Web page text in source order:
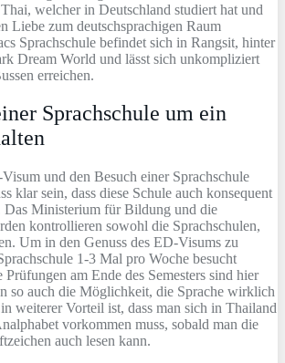
welcher in Deutschland studiert hat und
Liebe zum deutschsprachigen Raum
Sprachschule befindet sich in Rangsit, hinter
Dream World und lässt sich unkompliziert
erreichen.
Sprachschule um ein
und den Besuch einer Sprachschule
klar sein, dass diese Schule auch konsequent
Das Ministerium für Bildung und die
kontrollieren sowohl die Sprachschulen,
Um in den Genuss des ED-Visums zu
1-3 Mal pro Woche besucht
am Ende des Semesters sind hier
so auch die Möglichkeit, die Sprache wirklich
weiterer Vorteil ist, dass man sich in Thailand
vorkommen muss, sobald man die
auch lesen kann.